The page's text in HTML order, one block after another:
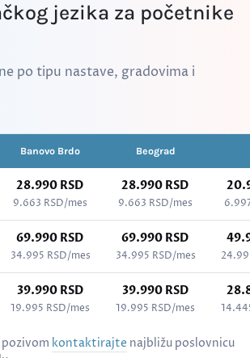
jezika za početnike
po tipu nastave, gradovima i
Banovo Brdo Beograd
28.990 RSD
9.663 RSD/mes
28.990 RSD
9.663 RSD/mes
69.990 RSD
34.995 RSD/mes
69.990 RSD
34.995 RSD/mes
39.990 RSD
19.995 RSD/mes
39.990 RSD
19.995 RSD/mes
kontaktirajte najbližu poslovnicu